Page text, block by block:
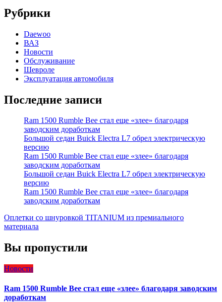
Рубрики
Daewoo
ВАЗ
Новости
Обслуживание
Шевроле
Эксплуатация автомобиля
Последние записи
Ram 1500 Rumble Bee стал еще «злее» благодаря
заводским доработкам
Большой седан Buick Electra L7 обрел электрическую
версию
Ram 1500 Rumble Bee стал еще «злее» благодаря
заводским доработкам
Большой седан Buick Electra L7 обрел электрическую
версию
Ram 1500 Rumble Bee стал еще «злее» благодаря
заводским доработкам
Оплетки со шнуровкой TITANIUM из премиального
материала
Вы пропустили
Новости
Ram 1500 Rumble Bee стал еще «злее» благодаря заводским
доработкам